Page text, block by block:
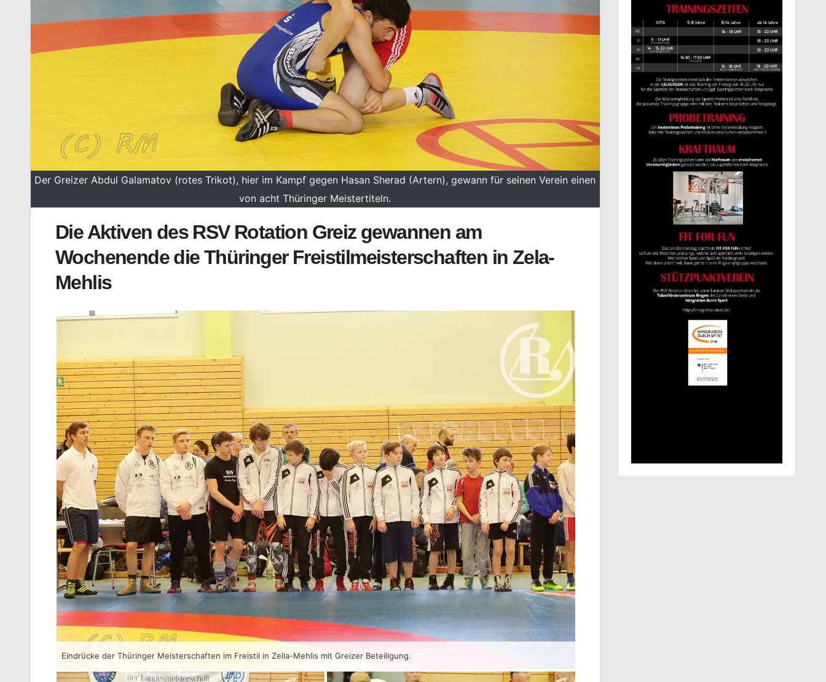
Der Greizer Abdul Galamatov (rotes Trikot), hier im Kampf gegen Hasan Sherad (Artern), gewann für seinen Verein einen
von acht Thüringer Meistertiteln.
Die Aktiven des RSV Rotation Greiz gewannen am
Wochenende die Thüringer Freistilmeisterschaften in Zela-
Mehlis
Eindrücke der Thüringer Meisterschaften im Freistil in Zella-Mehlis mit Greizer Beteiligung.